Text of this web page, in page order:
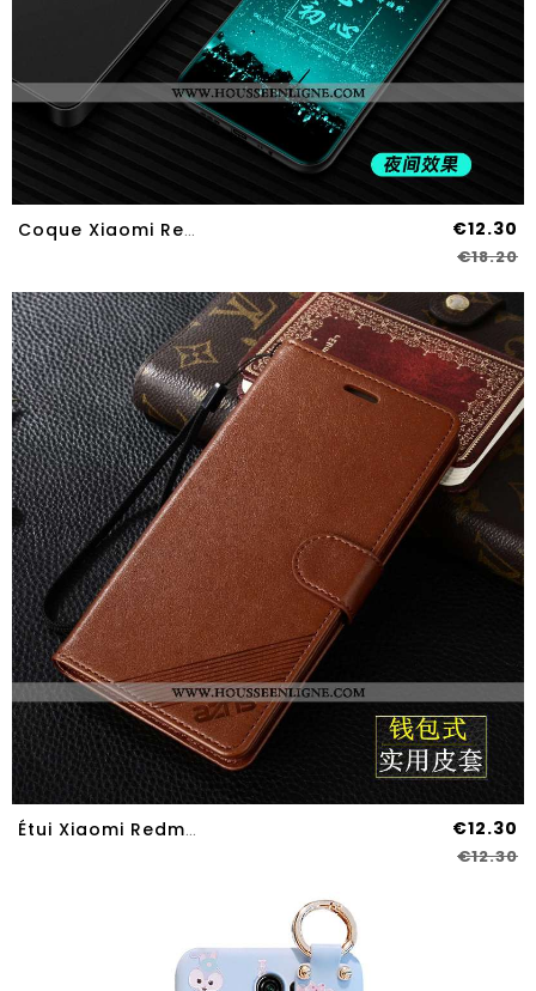
Coque Xiaomi Redmi 9 Mode Protection Verre Amoureux Simple Petit Noir €12.30
€18.20
Étui Xiaomi Redmi 9 Cuir Protection Clamshell Incassable Tout Compris Coque Téléphone Portable Marro €12.30
€12.30